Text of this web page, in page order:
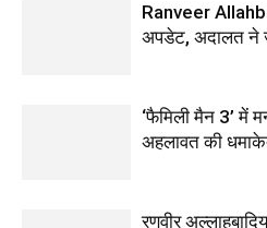
Ranveer
अपडेट, अदालत ने
‘फैमिली मैन 3’ में
अहलावत की
रणवीर